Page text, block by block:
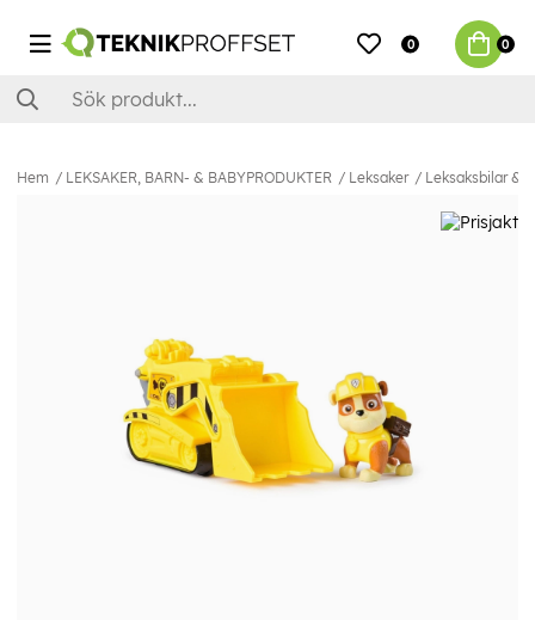
0 0
Hem LEKSAKER, BARN- & BABYPRODUKTER Leksaker Leksaksbilar &